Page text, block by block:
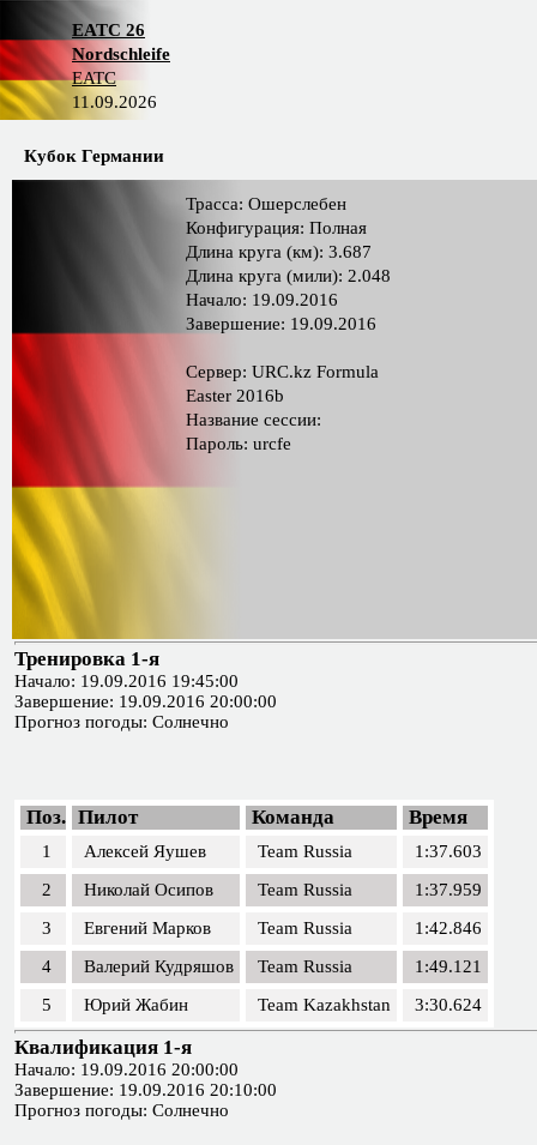
EATC 26
Nordschleife
EATC
11.09.2026
Кубок Германии
Трасса: Ошерслебен
Конфигурация: Полная
Длина круга (км): 3.687
Длина круга (мили): 2.048
Начало: 19.09.2016
Завершение: 19.09.2016
Сервер: URC.kz Formula
Easter 2016b
Название сессии:
Пароль: urcfe
Тренировка 1-я
Начало: 19.09.2016 19:45:00
Завершение: 19.09.2016 20:00:00
Прогноз погоды: Солнечно
Поз. Пилот Команда Время
1 Алексей Яушев Team Russia
1:37.603
2
Николай Осипов Team Russia
1:37.959
3
Евгений Марков Team Russia
1:42.846
4
Валерий Кудряшов Team Russia
1:49.121
5
Юрий Жабин Team Kazakhstan 3:30.624
Квалификация 1-я
Начало: 19.09.2016 20:00:00
Завершение: 19.09.2016 20:10:00
Прогноз погоды: Солнечно